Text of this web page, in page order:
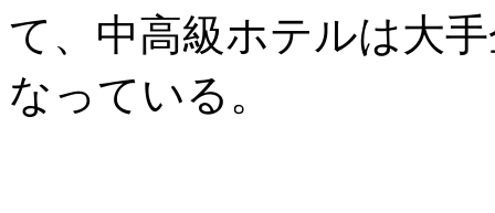
て、中高級ホテルは大
なっている。